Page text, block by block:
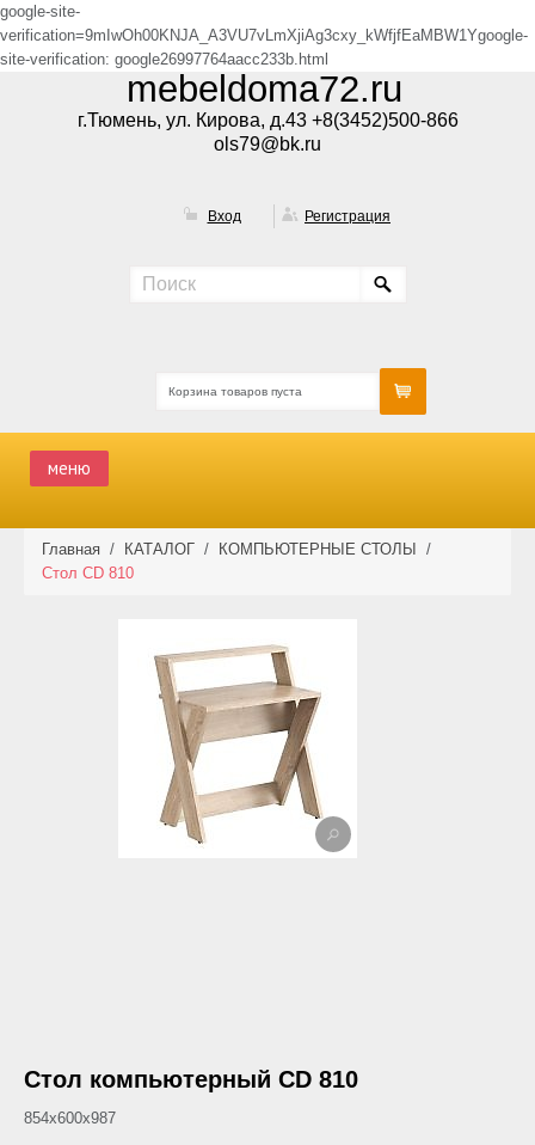
google-site-
verification=9mIwOh00KNJA_A3VU7vLmXjiAg3cxy_kWfjfEaMBW1Ygoogle-
site-verification: google26997764aacc233b.html
mebeldoma72.ru
г.Тюмень, ул. Кирова, д.43 +8(3452)500-866
ols79@bk.ru
Вход Регистрация
Корзина товаров пуста
меню
КАТАЛОГ
ФОТО РАБОТ
Главная / КАТАЛОГ / КОМПЬЮТЕРНЫЕ СТОЛЫ
/
Стол CD 810
Стол компьютерный CD 810
854х600х987